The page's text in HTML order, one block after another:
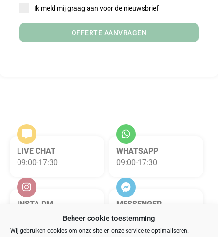
Beheer cookie toestemming
Wij gebruiken cookies om onze site en onze service te optimaliseren.
Ik meld mij graag aan voor de nieuwsbrief
OFFERTE AANVRAGEN
LIVE CHAT
09:00-17:30
WHATSAPP
09:00-17:30
INSTA DM
MESSENGER
09:00-17:30